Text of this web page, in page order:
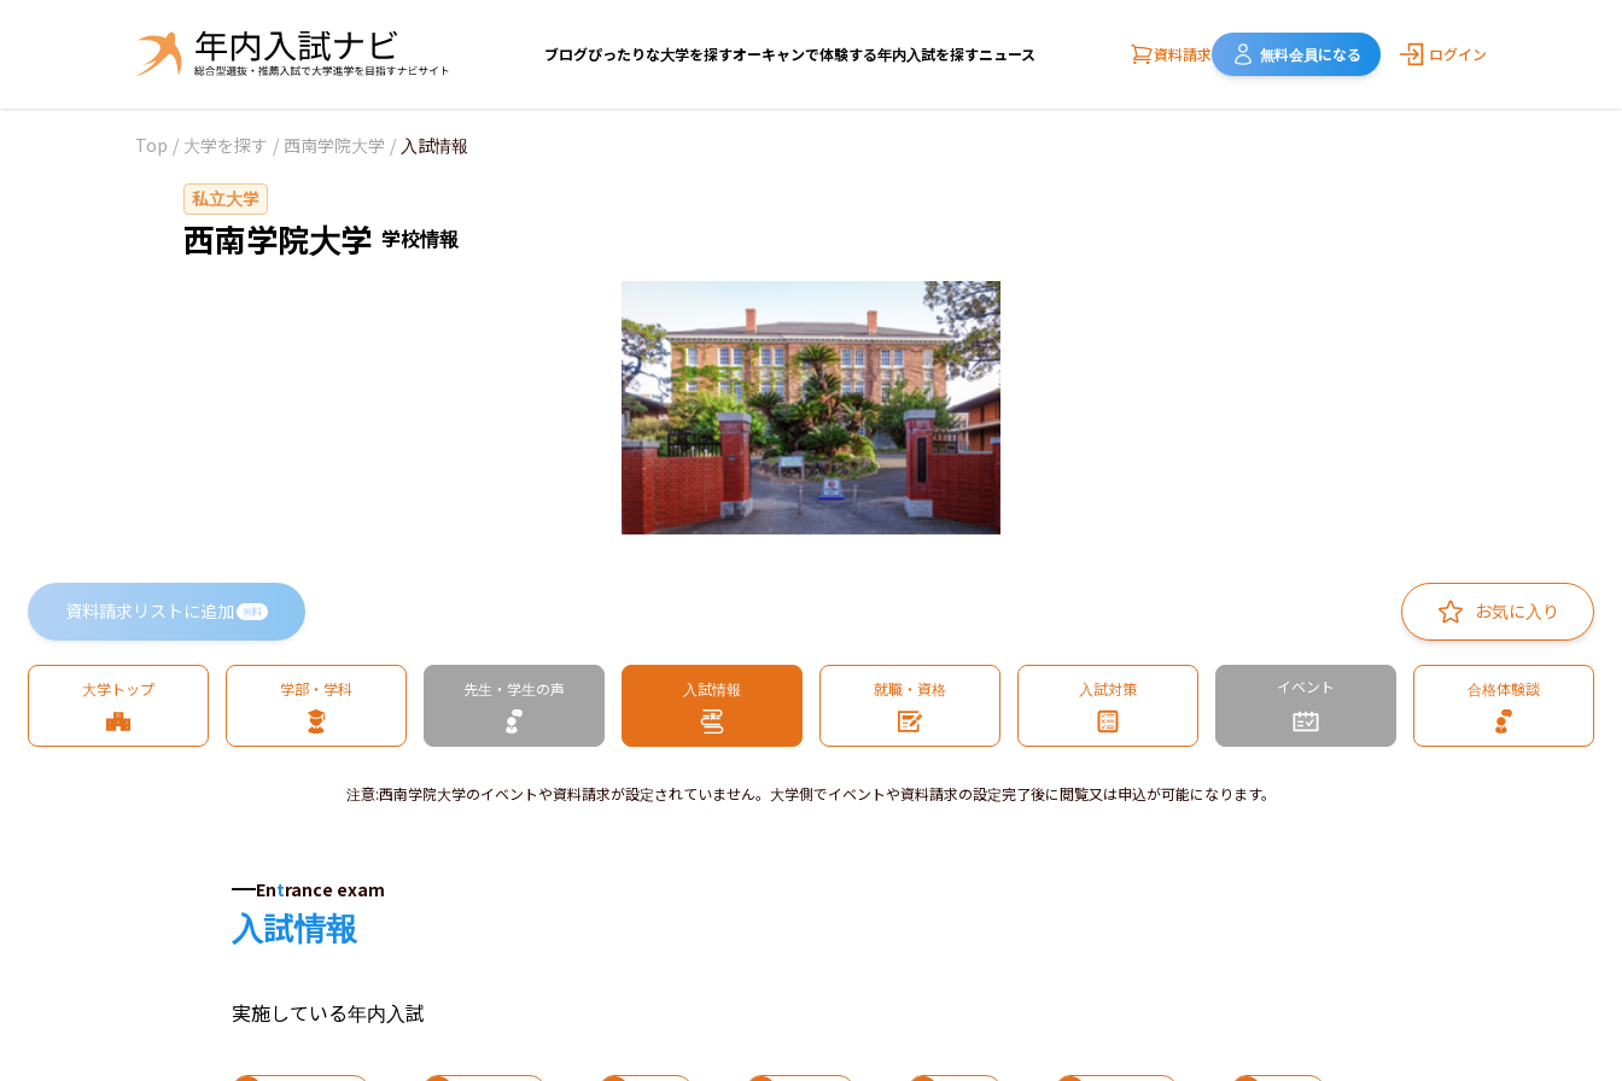
ブログぴったりな大学を探すオーキャンで体験する年内入試を探すニュース 資料請求 無料会員になる ログイン
Top / 大学を探す / 西南学院大学 / 入試情報
私立大学
西南学院大学 学校情報
資料請求リストに追加 無料 お気に入り
大学トップ 学部・学科 先生・学生の声 入試情報 就職・資格 入試対策 イベント 合格体験談
注意:西南学院大学のイベントや資料請求が設定されていません。大学側でイベントや資料請求の設定完了後に閲覧又は申込が可能になります。
Entrance exam
入試情報
実施している年内入試